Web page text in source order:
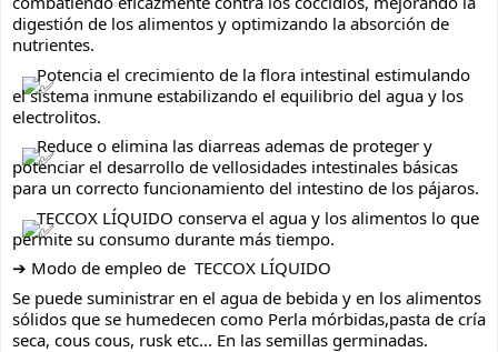
digestión de los alimentos y optimizando la absorción de
nutrientes.
Potencia el crecimiento de la flora intestinal estimulando
el sistema inmune estabilizando el equilibrio del agua y los
electrolitos.
Reduce o elimina las diarreas ademas de proteger y
potenciar el desarrollo de vellosidades intestinales básicas
para un correcto funcionamiento del intestino de los pájaros.
TECCOX LÍQUIDO conserva el agua y los alimentos lo que
permite su consumo durante más tiempo.
➔ Modo de empleo de  TECCOX LÍQUIDO
Se puede suministrar en el agua de bebida y en los alimentos
sólidos que se humedecen como Perla mórbidas,pasta de cría
seca, cous cous, rusk etc... En las semillas germinadas.